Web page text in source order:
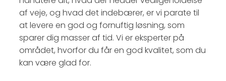
af veje, og hvad det indebærer, er vi parate til
at levere en god og fornuftig løsning, som
sparer dig masser af tid. Vi er eksperter på
området, hvorfor du får en god kvalitet, som du
kan være glad for.​